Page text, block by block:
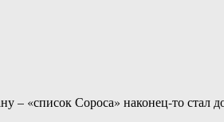
– «список Сороса» наконец-то стал